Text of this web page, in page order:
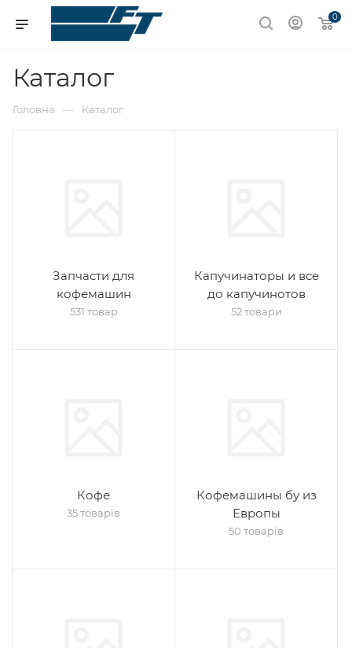
0
Каталог
Головна — Каталог
Запчасти для
кофемашин
531 товар
Капучинаторы и все
до капучинотов
52 товари
Кофе
35 товарів
Кофемашины бу из
Европы
50 товарів